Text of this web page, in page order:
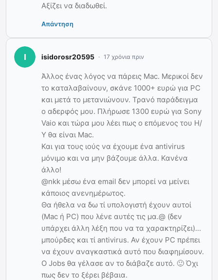
Αξίζει να διαδωθεί.
Απάντηση
isidorosr20595 17 χρόνια πριν
Άλλος ένας λόγος να πάρεις Mac. Μερικοί δεν
το καταλαβαίνουν, σκάνε 1000+ ευρώ για PC
και μετά το μετανιώνουν. Τρανό παράδειγμα
ο αδερφός μου. Πλήρωσε 1300 ευρώ για Sony
Vaio και τώρα μου λέει πως ο επόμενος του Η/
Υ θα είναι Mac.
Και για τους ιούς να έχουμε ένα antivirus
μόνιμο και να μην βάζουμε άλλα. Κανένα
άλλο!
@nkk μέσω ένα email δεν μπορεί να μείνει
κάποιος ανενημέρωτος.
Θα ήθελα να δω τί υπολογιστή έχουν αυτοί
(Mac ή PC) που λένε αυτές τις μα.@ (δεν
υπάρχει άλλη λέξη που να τα χαρακτηρίζει)…
μπούρδες και τί antivirus. Αν έχουν PC πρέπει
να έχουν αναγκαστικά αυτό που διαφημίσουν.
Ο Jobs θα γέλασε αν το διάβαζε αυτό. 🙂 Όχι
πως δεν το ξέρει βέβαια.